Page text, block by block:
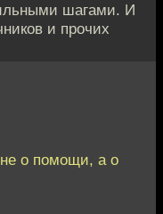
шагами. И
и прочих
о помощи, а о